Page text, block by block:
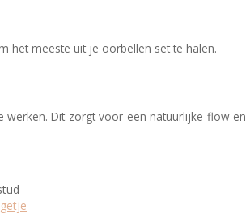
het meeste uit je oorbellen set te halen.
Dit zorgt voor een natuurlijke flow en